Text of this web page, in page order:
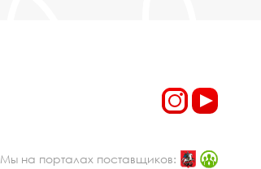
Мы на порталах поставщиков: